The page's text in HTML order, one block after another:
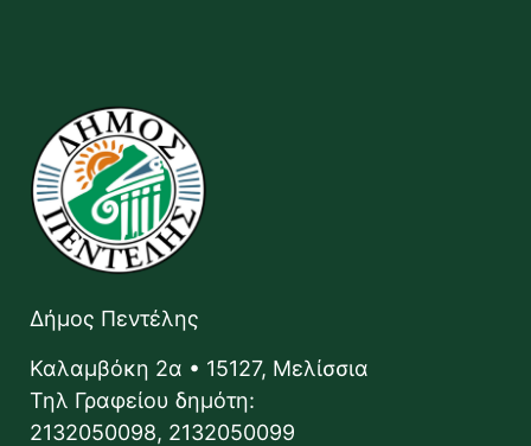
Δήμος Πεντέλης
Καλαμβόκη 2α • 15127, Μελίσσια
Τηλ Γραφείου δημότη:
2132050098, 2132050099